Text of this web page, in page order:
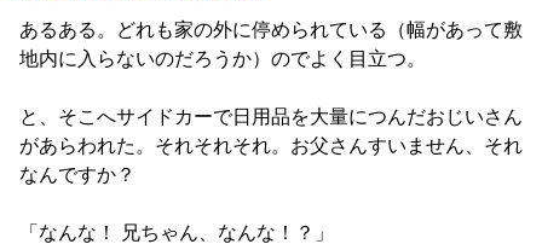
あるある。どれも家の外に停められている（幅があって敷
地内に入らないのだろうか）のでよく目立つ。
と、そこへサイドカーで日用品を大量につんだおじいさん
があらわれた。それそれそれ。お父さんすいません、それ
なんですか？
「なんな！ 兄ちゃん、なんな！？」